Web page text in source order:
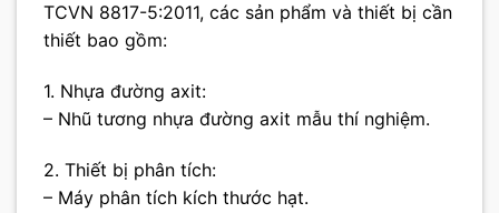
TCVN 8817-5:2011, các sản phẩm và thiết bị cần
thiết bao gồm:
1. Nhựa đường axit:
– Nhũ tương nhựa đường axit mẫu thí nghiệm.
2. Thiết bị phân tích:
– Máy phân tích kích thước hạt.